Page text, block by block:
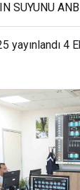
SUYUNU
yayınlandı 4